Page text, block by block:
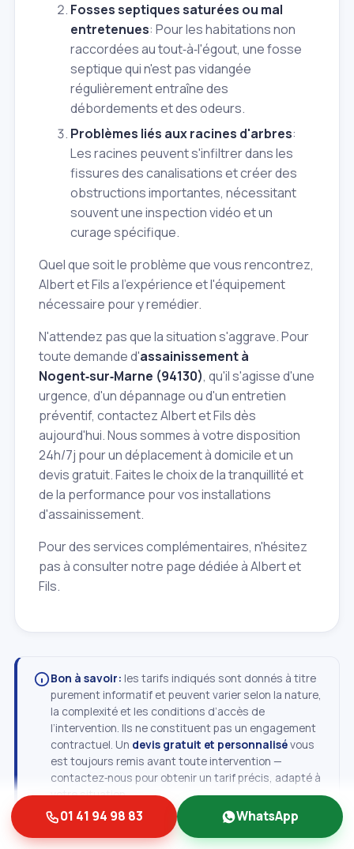
Fosses septiques saturées ou mal
entretenues: Pour les habitations non
raccordées au tout‑à‑l'égout, une fosse
septique qui n'est pas vidangée
régulièrement entraîne des
débordements et des odeurs.
Problèmes liés aux racines d'arbres:
Les racines peuvent s'infiltrer dans les
fissures des canalisations et créer des
obstructions importantes, nécessitant
souvent une inspection vidéo et un
curage spécifique.
Quel que soit le problème que vous rencontrez,
Albert et Fils a l'expérience et l'équipement
nécessaire pour y remédier.
N'attendez pas que la situation s'aggrave. Pour
toute demande d'assainissement à
Nogent‑sur‑Marne (94130), qu'il s'agisse d'une
urgence, d'un dépannage ou d'un entretien
préventif, contactez Albert et Fils dès
aujourd'hui. Nous sommes à votre disposition
24h/7j pour un déplacement à domicile et un
devis gratuit. Faites le choix de la tranquillité et
de la performance pour vos installations
d'assainissement.
Pour des services complémentaires, n'hésitez
pas à consulter notre page dédiée à Albert et
Fils.
Bon à savoir: les tarifs indiqués sont donnés à titre
purement informatif et peuvent varier selon la nature,
la complexité et les conditions d’accès de
l’intervention. Ils ne constituent pas un engagement
contractuel. Un devis gratuit et personnalisévous
est toujours remis avant toute intervention —
contactez‑nous pour obtenir un tarif précis, adapté à
votre situation.
01 41 94 98 83 WhatsApp